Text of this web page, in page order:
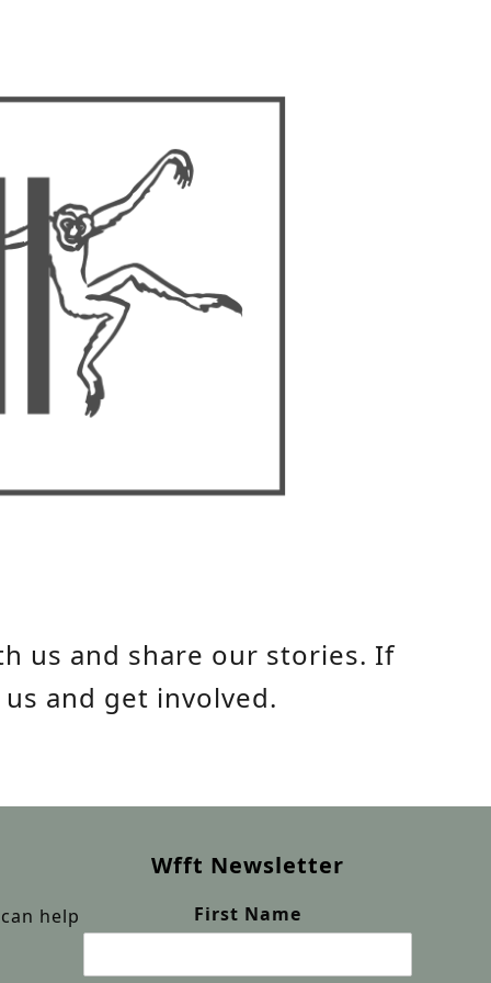
us and share our stories. If
and get involved.
help
Wfft Newsletter
First Name